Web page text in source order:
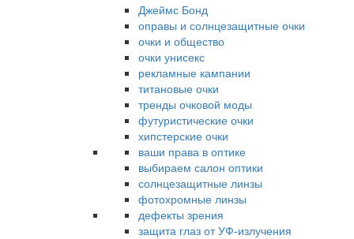
Джеймс Бонд
оправы и солнцезащитные очки
очки и общество
очки унисекс
рекламные кампании
титановые очки
тренды очковой моды
футуристические очки
хипстерские очки
ваши права в оптике
выбираем салон оптики
солнцезащитные линзы
фотохромные линзы
дефекты зрения
защита глаз от УФ-излучения